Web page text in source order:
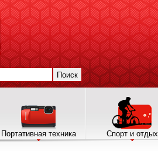
Поиск
Портативная техника Спорт и отдых